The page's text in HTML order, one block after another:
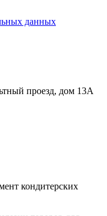
данных
проезд, дом 13А
кондитерских